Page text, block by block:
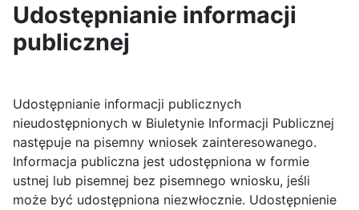
Udostępnianie informacji
publicznej
Udostępnianie informacji publicznych
nieudostępnionych w Biuletynie Informacji Publicznej
następuje na pisemny wniosek zainteresowanego.
Informacja publiczna jest udostępniona w formie
ustnej lub pisemnej bez pisemnego wniosku, jeśli
może być udostępniona niezwłocznie. Udostępnienie